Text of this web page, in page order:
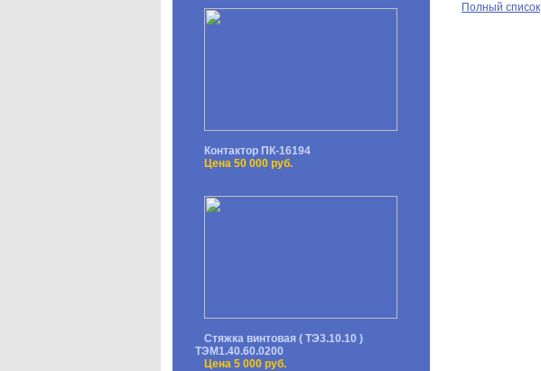
Контактор ПК-16194
Цена 50 000 руб.
Стяжка винтовая ( ТЭ3.10.10 )
ТЭМ1.40.60.0200
Цена 5 000 руб.
Полный список